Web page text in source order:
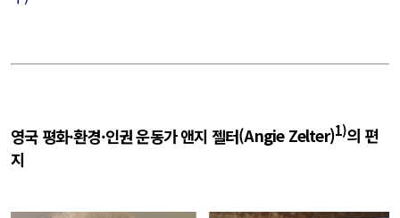
영국 평화·환경·인권운동가 앤지 젤터(Angie Zelter)1)의 편
지